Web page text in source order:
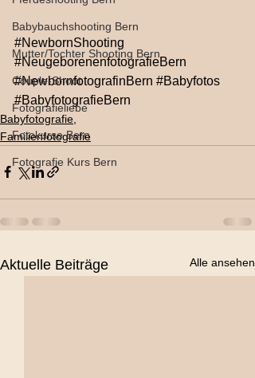
Babybauchshooting Bern
Mutter/Tochter Shooting Bern
Couple-Shoot
Fotografieliebe
Fotokurse Bern
Fotografie Kurs Bern
#NewbornShooting
#NeugeborenenfotografieBern
#NewbornfotografinBern #Babyfotos
#BabyfotografieBern
Babyfotografie,
Familienfotografie
Aktuelle Beiträge Alle ansehen